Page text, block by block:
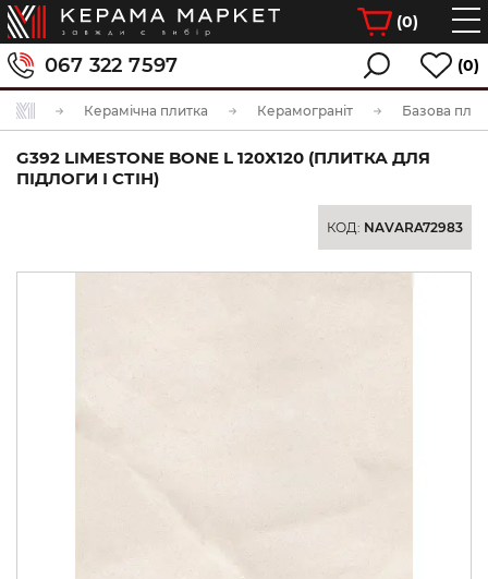
(0)
067 322 7597 (0)
Керамічна плитка Керамограніт Базова
G392 LIMESTONE BONE L 120Х120 (ПЛИТКА ДЛЯ
ПІДЛОГИ І СТІН)
КОД: NAVARA72983